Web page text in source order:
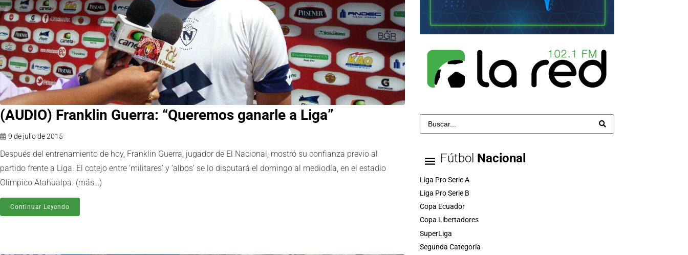
9 de julio de 2015
Después del entrenamiento de hoy, Franklin Guerra, jugador de El Nacional, mostró su confianza previo al
partido frente a Liga. El cotejo entre ‘militares’ y ‘albos’ se lo disputará el domingo al mediodía, en el estadio
Olímpico Atahualpa. (más…)
Continuar Leyendo
Fútbol Nacional
Liga Pro Serie A
Liga Pro Serie B
Copa Ecuador
Copa Libertadores
SuperLiga
Segunda Categoría